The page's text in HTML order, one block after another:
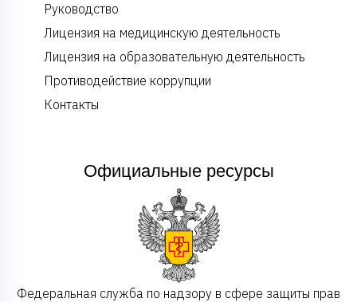
Руководство
Лицензия на медицинскую деятельность
Лицензия на образовательную деятельность
Противодействие коррупции
Контакты
Официальные ресурсы
Федеральная служба по надзору в сфере защиты прав